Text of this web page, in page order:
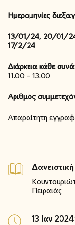
Ημερομηνίες
13/01/24, 20/01/
17/2/24
Διάρκεια κάθε
11.00 – 13.00
Αριθμός
Απαραίτητη
Πειραιάς
13 Ιαν 2024